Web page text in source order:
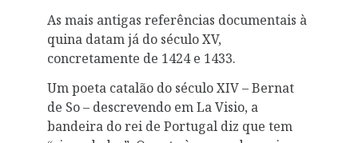
As mais antigas referências documentais à
quina datam já do século XV,
concretamente de 1424 e 1433.
Um poeta catalão do século XIV – Bernat
de So – descrevendo em La Visio, a
bandeira do rei de Portugal diz que tem